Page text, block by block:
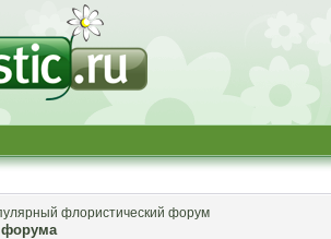
флористический форум